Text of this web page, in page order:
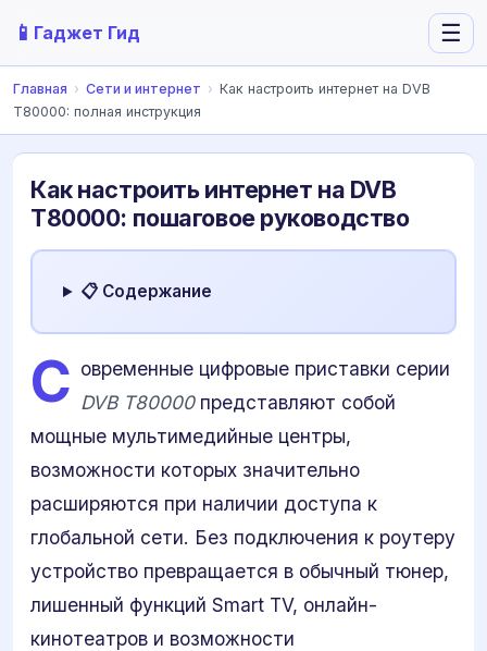
📱 Гаджет Гид ☰
Главная › Сети и интернет › Как настроить интернет на DVB
T80000: полная инструкция
Как настроить интернет на DVB
T80000: пошаговое руководство
📋 Содержание
С овременные цифровые приставки серии
DVB T80000представляют собой
мощные мультимедийные центры,
возможности которых значительно
расширяются при наличии доступа к
глобальной сети. Без подключения к роутеру
устройство превращается в обычный тюнер,
лишенный функций Smart TV, онлайн-
кинотеатров и возможности